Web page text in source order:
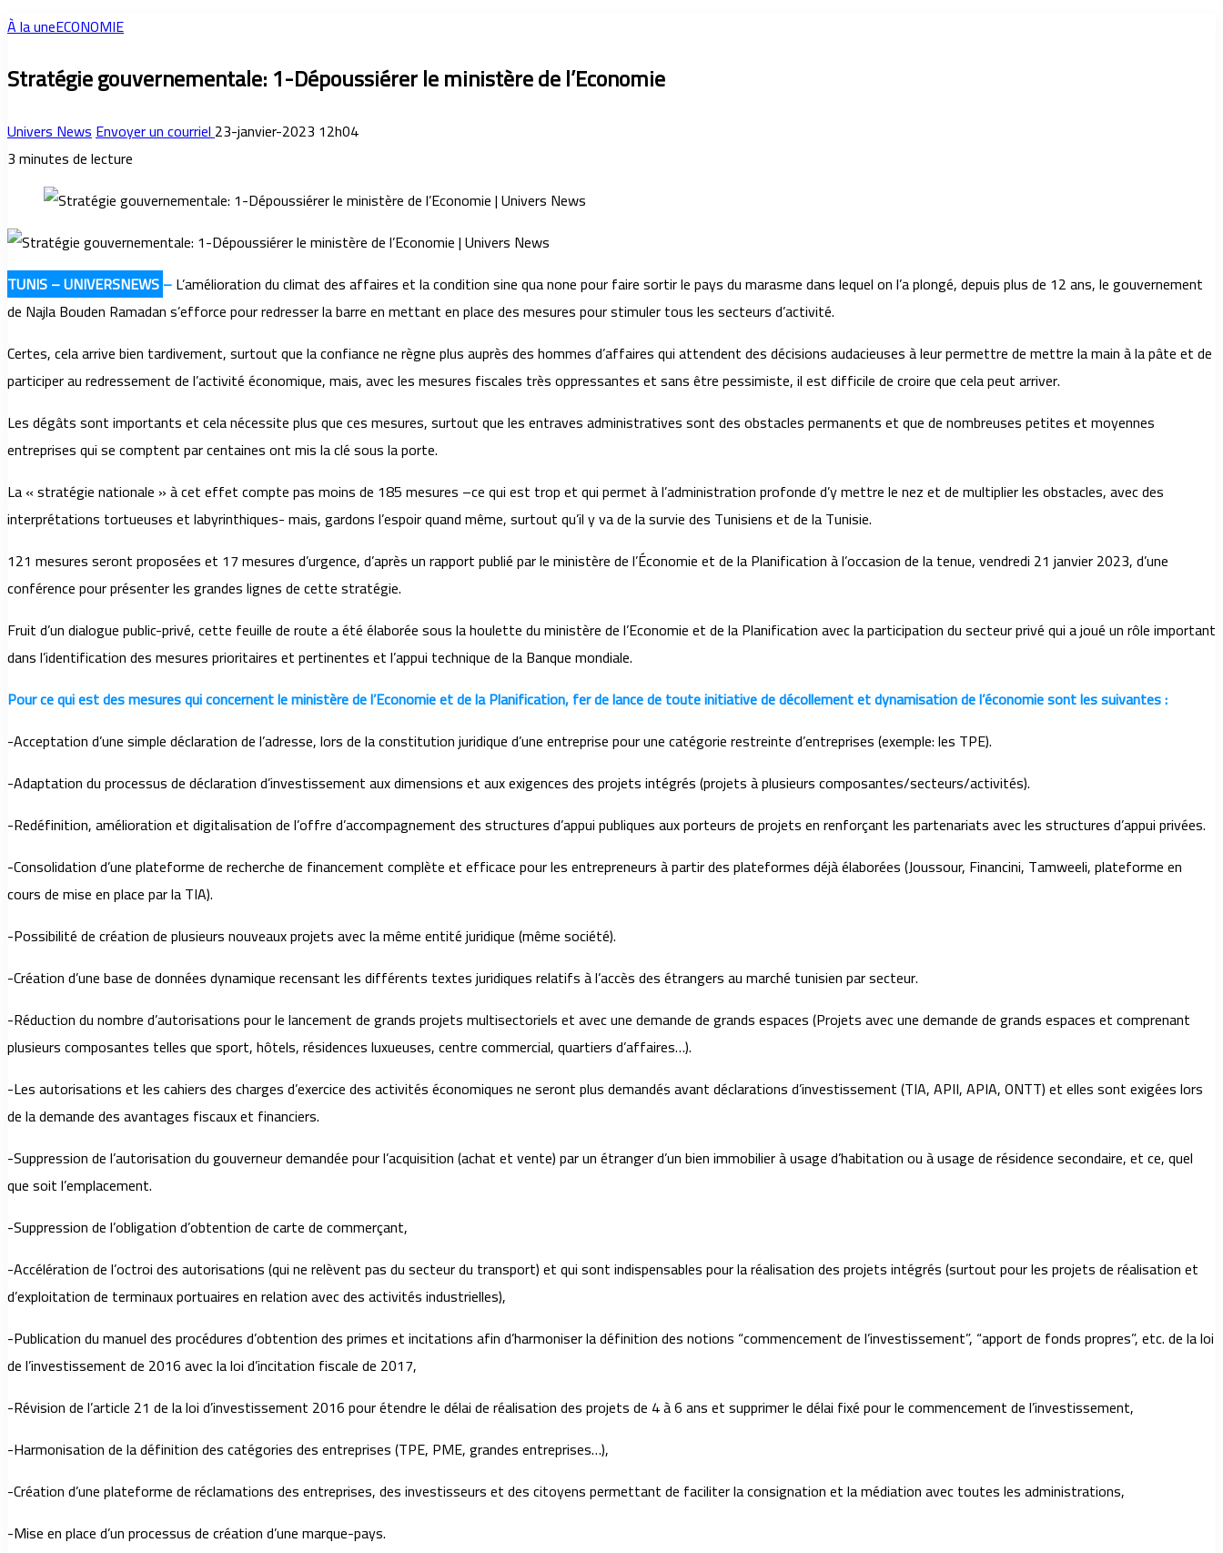
À la uneECONOMIE
Stratégie gouvernementale: 1-Dépoussiérer le ministère de l’Economie
Univers NewsEnvoyer un courriel23-janvier-2023 12h04
3 minutes de lecture
TUNIS – UNIVERSNEWS–L’amélioration du climat des affaires et la condition sine qua none pour faire sortir le pays du marasme dans lequel on l’a plongé, depuis plus de 12 ans, le gouvernement
de Najla Bouden Ramadan s’efforce pour redresser la barre en mettant en place des mesures pour stimuler tous les secteurs d’activité.
Certes, cela arrive bien tardivement, surtout que la confiance ne règne plus auprès des hommes d’affaires qui attendent des décisions audacieuses à leur permettre de mettre la main à la pâte et de
participer au redressement de l’activité économique, mais, avec les mesures fiscales très oppressantes et sans être pessimiste, il est difficile de croire que cela peut arriver.
Les dégâts sont importants et cela nécessite plus que ces mesures, surtout que les entraves administratives sont des obstacles permanents et que de nombreuses petites et moyennes
entreprises qui se comptent par centaines ont mis la clé sous la porte.
La « stratégie nationale » à cet effet compte pas moins de 185 mesures –ce qui est trop et qui permet à l’administration profonde d’y mettre le nez et de multiplier les obstacles, avec des
interprétations tortueuses et labyrinthiques- mais, gardons l’espoir quand même, surtout qu’il y va de la survie des Tunisiens et de la Tunisie.
121 mesures seront proposées et 17 mesures d’urgence, d’après un rapport publié par le ministère de l’Économie et de la Planification à l’occasion de la tenue, vendredi 21 janvier 2023, d’une
conférence pour présenter les grandes lignes de cette stratégie.
Fruit d’un dialogue public-privé, cette feuille de route a été élaborée sous la houlette du ministère de l’Economie et de la Planification avec la participation du secteur privé qui a joué un rôle important
dans l’identification des mesures prioritaires et pertinentes et l’appui technique de la Banque mondiale.
Pour ce qui est des mesures qui concernent le ministère de l’Economie et de la Planification, fer de lance de toute initiative de décollement et dynamisation de l’économie sont les suivantes :
-Acceptation d’une simple déclaration de l’adresse, lors de la constitution juridique d’une entreprise pour une catégorie restreinte d’entreprises (exemple: les TPE).
-Adaptation du processus de déclaration d’investissement aux dimensions et aux exigences des projets intégrés (projets à plusieurs composantes/secteurs/activités).
-Redéfinition, amélioration et digitalisation de l’offre d’accompagnement des structures d’appui publiques aux porteurs de projets en renforçant les partenariats avec les structures d’appui privées.
-Consolidation d’une plateforme de recherche de financement complète et efficace pour les entrepreneurs à partir des plateformes déjà élaborées (Joussour, Financini, Tamweeli, plateforme en
cours de mise en place par la TIA).
-Possibilité de création de plusieurs nouveaux projets avec la même entité juridique (même société).
-Création d’une base de données dynamique recensant les différents textes juridiques relatifs à l’accès des étrangers au marché tunisien par secteur.
-Réduction du nombre d’autorisations pour le lancement de grands projets multisectoriels et avec une demande de grands espaces (Projets avec une demande de grands espaces et comprenant
plusieurs composantes telles que sport, hôtels, résidences luxueuses, centre commercial, quartiers d’affaires…).
-Les autorisations et les cahiers des charges d’exercice des activités économiques ne seront plus demandés avant déclarations d’investissement (TIA, APII, APIA, ONTT) et elles sont exigées lors
de la demande des avantages fiscaux et financiers.
-Suppression de l’autorisation du gouverneur demandée pour l’acquisition (achat et vente) par un étranger d’un bien immobilier à usage d’habitation ou à usage de résidence secondaire, et ce, quel
que soit l’emplacement.
-Suppression de l’obligation d’obtention de carte de commerçant,
-Accélération de l’octroi des autorisations (qui ne relèvent pas du secteur du transport) et qui sont indispensables pour la réalisation des projets intégrés (surtout pour les projets de réalisation et
d’exploitation de terminaux portuaires en relation avec des activités industrielles),
-Publication du manuel des procédures d’obtention des primes et incitations afin d’harmoniser la définition des notions “commencement de l’investissement”, “apport de fonds propres”, etc. de la loi
de l’investissement de 2016 avec la loi d’incitation fiscale de 2017,
-Révision de l’article 21 de la loi d’investissement 2016 pour étendre le délai de réalisation des projets de 4 à 6 ans et supprimer le délai fixé pour le commencement de l’investissement,
-Harmonisation de la définition des catégories des entreprises (TPE, PME, grandes entreprises…),
-Création d’une plateforme de réclamations des entreprises, des investisseurs et des citoyens permettant de faciliter la consignation et la médiation avec toutes les administrations,
-Mise en place d’un processus de création d’une marque-pays.